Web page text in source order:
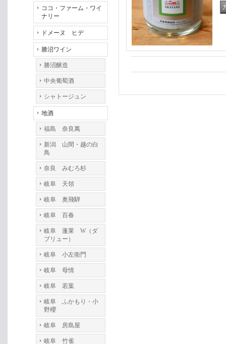
ココ・ファーム・ワイ
ナリー
ドメーヌ ヒデ
勝沼ワイン
勝沼醸造
中央葡萄酒
シャトージュン
地酒
福島 奈良萬
新潟 山間・越の白
鳥
奈良 みむろ杉
岐阜 天領
岐阜 奥飛騨
岐阜 百春
岐阜 蓬莱 W（ダ
ブリュー）
岐阜 小左衛門
岐阜 母情
岐阜 若葉
岐阜 ふかもり・小
野櫻
岐阜 房島屋
岐阜 竹雀